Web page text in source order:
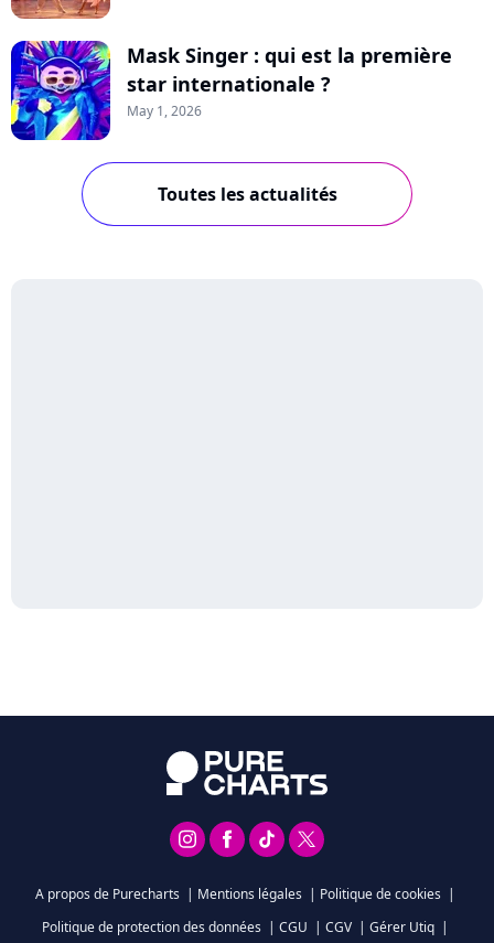
Mask Singer : qui est la première
star internationale ?
May 1, 2026
Toutes les actualités
A propos de Purecharts | Mentions légales | Politique de cookies |
Politique de protection des données | CGU | CGV | Gérer Utiq |